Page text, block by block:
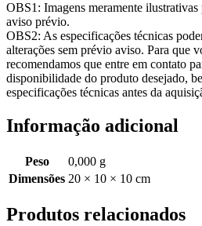
OBS1: Imagens meramente ilustrativas
aviso prévio.
OBS2: As especificações técnicas
alterações sem prévio aviso. Para que
recomendamos que entre em contato
disponibilidade do produto desejado,
especificações técnicas antes da
Informação adicional
Peso
0,000 g
Dimensões 20 × 10 × 10 cm
Produtos relacionados